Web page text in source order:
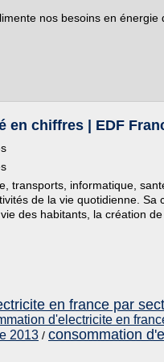
nos besoins en énergie
en chiffres | EDF
transports, informatique,
de la vie quotidienne. Sa
des habitants, la création
en france par
d'electricite en
2013 / consommation